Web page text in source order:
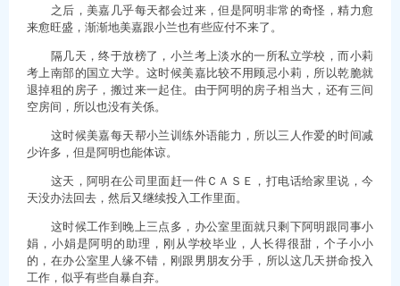
之后，美嘉几乎每天都会过来，但是阿明非常的奇怪，精力愈
来愈旺盛，渐渐地美嘉跟小兰也有些应付不来了。
隔几天，终于放榜了，小兰考上淡水的一所私立学校，而小莉
考上南部的国立大学。这时候美嘉比较不用顾忌小莉，所以乾脆就
退掉租的房子，搬过来一起住。由于阿明的房子相当大，还有三间
空房间，所以也没有关係。
这时候美嘉每天帮小兰训练外语能力，所以三人作爱的时间减
少许多，但是阿明也能体谅。
这天，阿明在公司里面赶一件ＣＡＳＥ，打电话给家里说，今
天没办法回去，然后又继续投入工作里面。
这时候工作到晚上三点多，办公室里面就只剩下阿明跟同事小
娟，小娟是阿明的助理，刚从学校毕业，人长得很甜，个子小小
的，在办公室里人缘不错，刚跟男朋友分手，所以这几天拼命投入
工作，似乎有些自暴自弃。